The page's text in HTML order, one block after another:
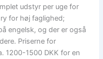
udstyr per uge for
for høj faglighed;
engelsk, og der er også
Priserne for
1200-1500 DKK for en